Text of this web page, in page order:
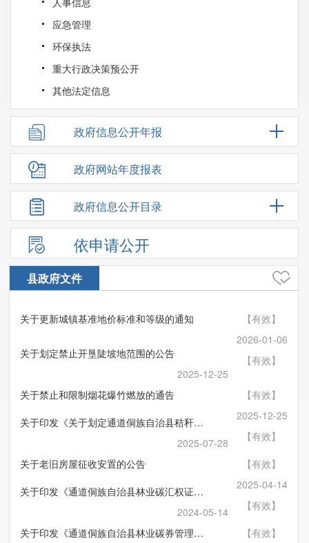
应急管理
环保执法
重大行政决策预公开
其他法定信息
政府信息公开年报
政府网站年度报表
政府信息公开目录
依申请公开
县政府文件
关于更新城镇基准地价标准和等级的通知
【有效】
2026-01-06
关于划定禁止开垦陡坡地范围的公告
【有效】
2025-12-25
关于禁止和限制烟花爆竹燃放的通告
【有效】
2025-12-25
关于印发《关于划定通道侗族自治县秸秆禁烧区、限烧区的通告》的通知
【有效】
2025-07-28
关于老旧房屋征收安置的公告
【有效】
2025-04-14
关于印发《通道侗族自治县林业碳汇权证管理办法（试行）》的通知
【有效】
2024-05-14
关于印发《通道侗族自治县林业碳券管理办法（试行）》的通知
【有效】